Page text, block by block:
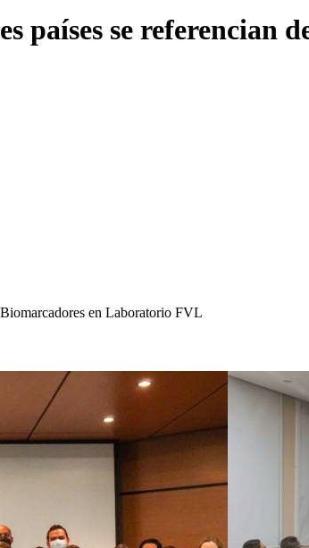
países se referencian
en Laboratorio FVL